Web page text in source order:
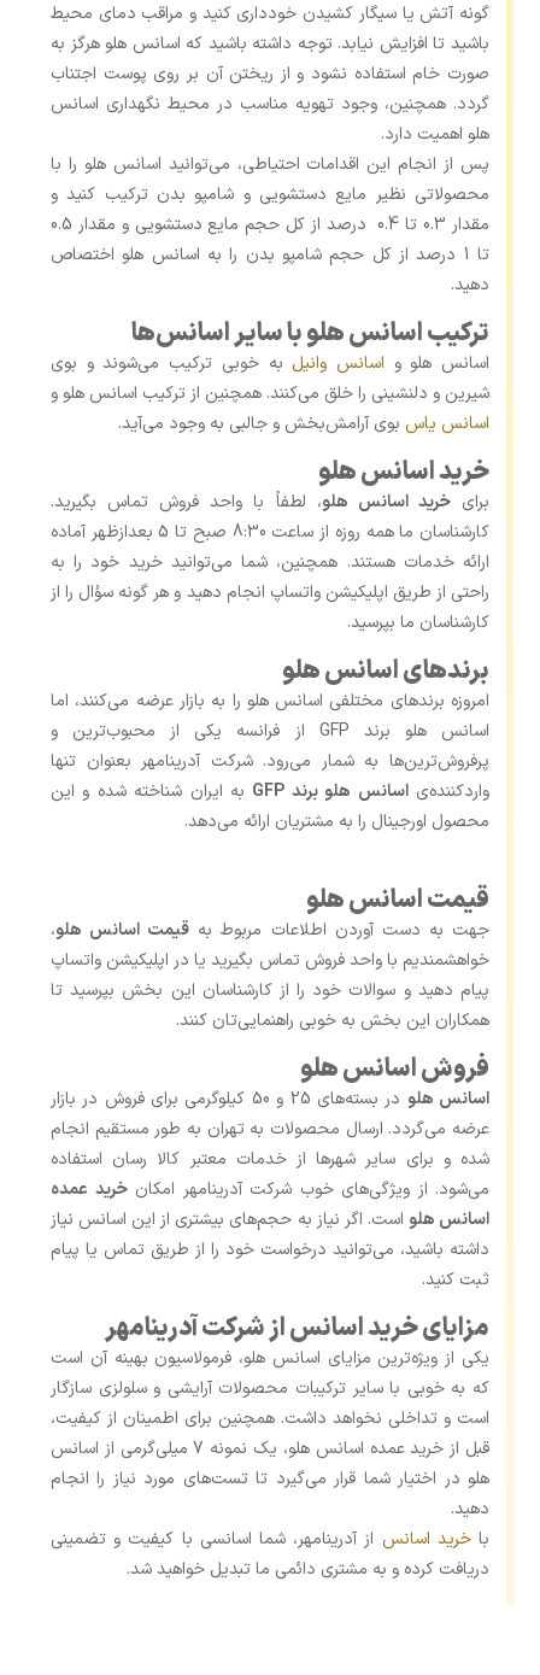
گونه آتش یا سیگار کشیدن خودداری کنید و مراقب دمای محیط
باشید تا افزایش نیابد. توجه داشته باشید که اسانس هلو هرگز به‌
صورت خام استفاده نشود و از ریختن آن بر روی پوست اجتناب
گردد. همچنین، وجود تهویه مناسب در محیط نگهداری اسانس
هلو اهمیت دارد.
پس از انجام این اقدامات احتیاطی، می‌توانید اسانس هلو را با
محصولاتی نظیر مایع دستشویی و شامپو بدن ترکیب کنید و
مقدار 0.3 تا 0.4 درصد از کل حجم مایع دستشویی و مقدار 0.5
تا 1 درصد از کل حجم شامپو بدن را به اسانس هلو اختصاص
دهید.
ترکیب اسانس هلو با سایر اسانس‌ها
اسانس هلو و اسانس وانیل به خوبی ترکیب می‌شوند و بوی
شیرین و دلنشینی را خلق می‌کنند. همچنین از ترکیب اسانس هلو و
اسانس یاس بوی آرامش‌بخش و جالبی به وجود می‌آید.
خرید اسانس هلو
برایخرید اسانس هلو، لطفاً با واحد فروش تماس بگیرید.
کارشناسان ما همه روزه از ساعت 8:30 صبح تا 5 بعدازظهر آماده
ارائه خدمات هستند. همچنین، شما می‌توانید خرید خود را به
راحتی از طریق اپلیکیشن واتساپ انجام دهید و هر گونه سؤال را از
کارشناسان ما بپرسید.
برندهای اسانس هلو
امروزه برندهای مختلفی اسانس هلو را به بازار عرضه می‌کنند، اما
اسانس هلو برند GFP از فرانسه یکی از محبوب‌ترین و
پرفروش‌ترین‌ها به شمار می‌رود. شرکت آدرینامهر بعنوان تنها
واردکننده‌یاسانس هلو برند GFP
به ایران شناخته شده و این
محصول اورجینال را به مشتریان ارائه می‌دهد.
قیمت اسانس هلو
جهت به دست آوردن اطلاعات مربوط به قیمت اسانس هلو،
خواهشمندیم با واحد فروش تماس بگیرید یا در اپلیکیشن واتساپ
پیام دهید و سوالات خود را از کارشناسان این بخش بپرسید تا
همکاران این بخش به خوبی راهنمایی‌تان کنند.
فروش اسانس هلو
اسانس هلو
در بسته‌های 25 و 50 کیلوگرمی برای فروش در بازار
عرضه می‌گردد. ارسال محصولات به تهران به طور مستقیم انجام
شده و برای سایر شهرها از خدمات معتبر کالا رسان استفاده
می‌شود. از ویژگی‌های خوب شرکت آدرینامهر امکانخرید عمده
اسانس هلو است. اگر نیاز به حجم‌های بیشتری از این اسانس نیاز
داشته باشید، می‌توانید درخواست خود را از طریق تماس یا پیام
ثبت کنید.
مزایای خرید اسانس از شرکت آدرینامهر
یکی از ویژه‌ترین مزایای اسانس هلو، فرمولاسیون بهینه آن است
که به خوبی با سایر ترکیبات محصولات آرایشی و سلولزی سازگار
است و تداخلی نخواهد داشت. همچنین برای اطمینان از کیفیت،
قبل از خرید عمده اسانس هلو، یک نمونه 7 میلی‌گرمی از اسانس
هلو در اختیار شما قرار می‌گیرد تا تست‌های مورد نیاز را انجام
دهید.
باخرید اسانس از آدرینامهر، شما اسانسی با کیفیت و تضمینی
دریافت کرده و به مشتری دائمی ما تبدیل خواهید شد.